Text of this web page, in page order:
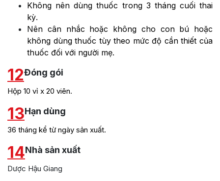
Không nên dùng thuốc trong 3 tháng cuối thai
kỳ.
Nên cân nhắc hoặc không cho con bú hoặc
không dùng thuốc tùy theo mức độ cần thiết của
thuốc đối với người mẹ.
12Đóng gói
Hộp 10 vỉ x 20 viên.
13Hạn dùng
36 tháng kể từ ngày sản xuất.
14Nhà sản xuất
Dược Hậu Giang